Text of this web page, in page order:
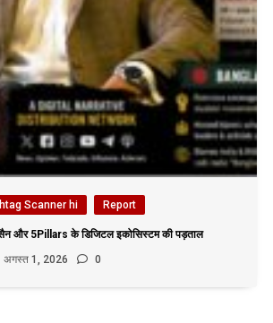
Scanner hi Report
हुसैन और 5Pillars के डिजिटल इकोसिस्टम की पड़ताल
अगस्त 1, 2026 0